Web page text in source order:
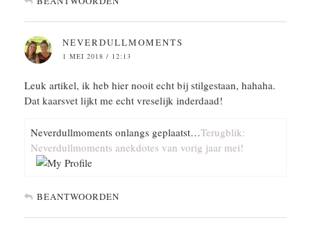
NEVERDULLMOMENTS
1 MEI 2018 / 12:13
Leuk artikel, ik heb hier nooit echt bij stilgestaan, hahaha.
Dat kaarsvet lijkt me echt vreselijk inderdaad!
Neverdullmoments onlangs geplaatst…Terugblik:
Neverdullmoments anekdotes van vorig jaar mei!
BEANTWOORDEN